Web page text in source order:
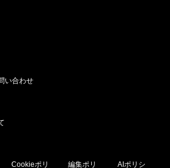
い合わせ
Cookieポリ 編集ポリ AIポリシ